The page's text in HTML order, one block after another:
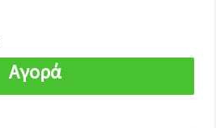
Αγορά